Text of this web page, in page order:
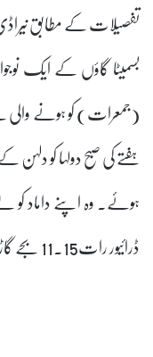
تفصیلات کے مطابق
ہفتے کی صبح دولہا کو
ہوئے۔ وہ اپنے داماد
ڈرائیور رات11.15 بجے گاڑی بہت تیز چلا رہا تھا